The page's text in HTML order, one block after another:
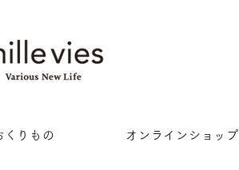
くりもの オンラインショップ